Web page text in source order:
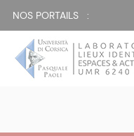
NOS PORTAILS :